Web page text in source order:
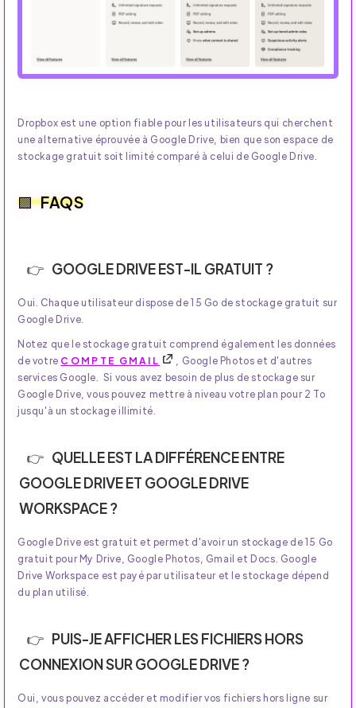
Dropbox est une option fiable pour les utilisateurs qui cherchent
une alternative éprouvée à Google Drive, bien que son espace de
stockage gratuit soit limité comparé à celui de Google Drive.
FAQS
GOOGLE DRIVE EST-IL GRATUIT ?
Oui. Chaque utilisateur dispose de 15 Go de stockage gratuit sur
Google Drive.
Notez que le stockage gratuit comprend également les données
de votre COMPTE GMAIL
, Google Photos et d'autres
services Google. Si vous avez besoin de plus de stockage sur
Google Drive, vous pouvez mettre à niveau votre plan pour 2 To
jusqu'à un stockage illimité.
QUELLE EST LA DIFFÉRENCE ENTRE
GOOGLE DRIVE ET GOOGLE DRIVE
WORKSPACE ?
Google Drive est gratuit et permet d'avoir un stockage de 15 Go
gratuit pour My Drive, Google Photos, Gmail et Docs. Google
Drive Workspace est payé par utilisateur et le stockage dépend
du plan utilisé.
PUIS-JE AFFICHER LES FICHIERS HORS
CONNEXION SUR GOOGLE DRIVE ?
Oui, vous pouvez accéder et modifier vos fichiers hors ligne sur